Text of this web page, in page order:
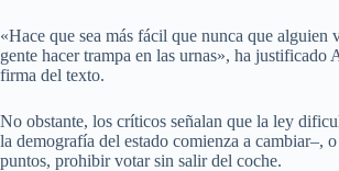
«Hace que sea más fácil que nunca que
gente hacer trampa en las urnas», ha
firma del texto.
No obstante, los críticos señalan que la ley
la demografía del estado comienza a cambiar–,
puntos, prohibir votar sin salir del coche.